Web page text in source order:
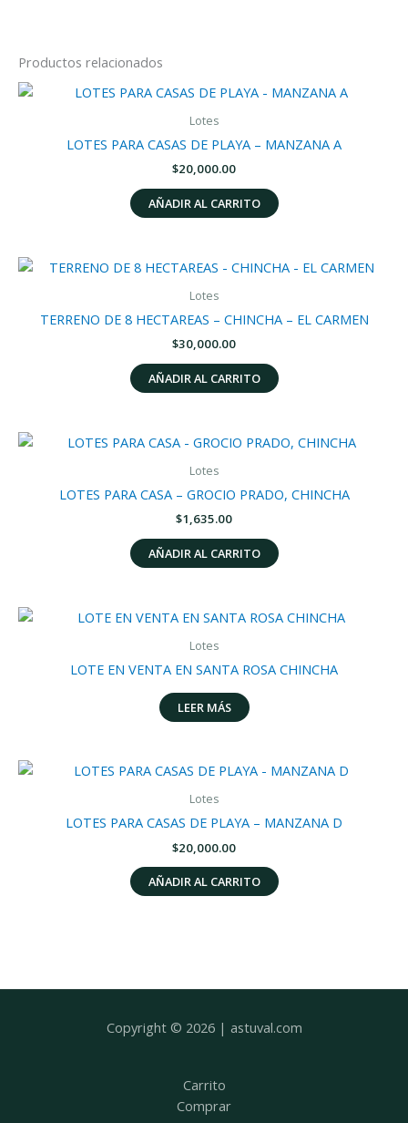
Productos relacionados
Lotes
LOTES PARA CASAS DE PLAYA – MANZANA A
$20,000.00
AÑADIR AL CARRITO
Lotes
TERRENO DE 8 HECTAREAS – CHINCHA – EL CARMEN
$30,000.00
AÑADIR AL CARRITO
Lotes
LOTES PARA CASA – GROCIO PRADO, CHINCHA
$1,635.00
AÑADIR AL CARRITO
Lotes
LOTE EN VENTA EN SANTA ROSA CHINCHA
LEER MÁS
Lotes
LOTES PARA CASAS DE PLAYA – MANZANA D
$20,000.00
AÑADIR AL CARRITO
Copyright © 2026 | astuval.com
Carrito
Comprar